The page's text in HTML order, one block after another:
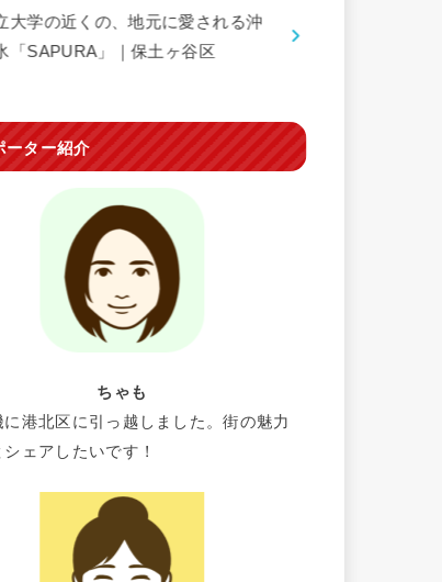
大学の近くの、地元に愛される沖
「SAPURA」｜保土ヶ谷区
ーター紹介
ちゃも
に港北区に引っ越しました。街の魅力
ェアしたいです！